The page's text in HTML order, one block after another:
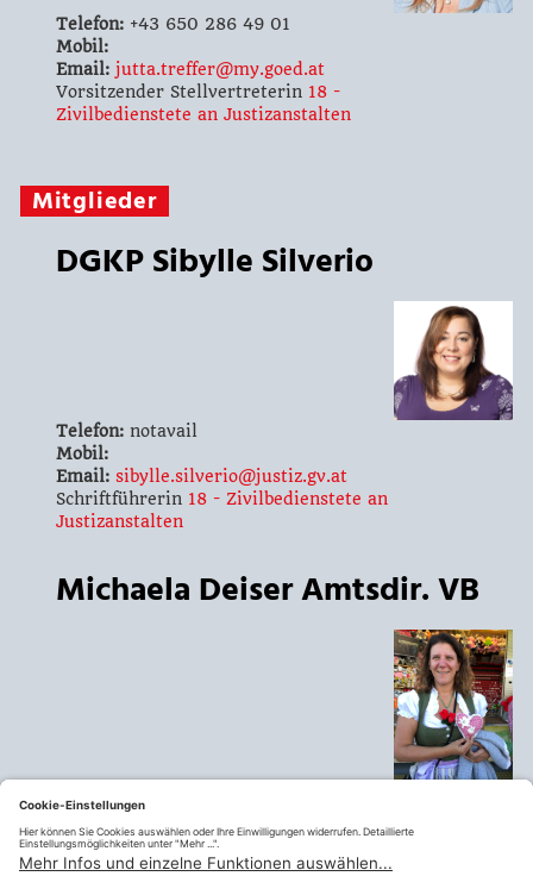
Telefon:+43 650 286 49 01
Mobil:
Email: jutta.treffer@my.goed.at
Vorsitzender Stellvertreterin 18 -
Zivilbedienstete an Justizanstalten
Mitglieder
DGKP Sibylle Silverio
Telefon:notavail
Mobil:
Email: sibylle.silverio@justiz.gv.at
Schriftführerin 18 - Zivilbedienstete an
Justizanstalten
Michaela Deiser Amtsdir. VB
Telefon:+43 1 404 033 581 10
Email: michaela.deiser@justiz.gv.at
Kassier18 - Zivilbedienstete an